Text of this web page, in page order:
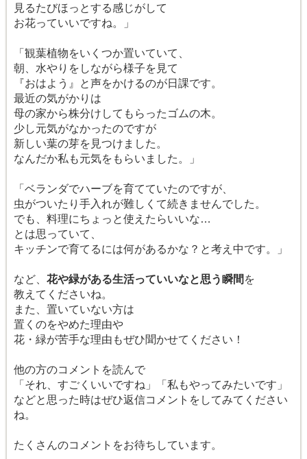
見るたびほっとする感じがして
お花っていいですね。」
「観葉植物をいくつか置いていて、
朝、水やりをしながら様子を見て
『おはよう』と声をかけるのが日課です。
最近の気がかりは
母の家から株分けしてもらったゴムの木。
少し元気がなかったのですが
新しい葉の芽を見つけました。
なんだか私も元気をもらいました。」
「ベランダでハーブを育てていたのですが、
虫がついたり手入れが難しくて続きませんでした。
でも、料理にちょっと使えたらいいな…
とは思っていて、
キッチンで育てるには何があるかな？と考え中です。」
など、 花や緑がある生活っていいなと思う瞬間 を
教えてくださいね。
また、置いていない方は
置くのをやめた理由や
花・緑が苦手な理由もぜひ聞かせてください！
他の方のコメントを読んで
「それ、すごくいいですね」「私もやってみたいです」
などと思った時はぜひ返信コメントをしてみてください
ね。
たくさんのコメントをお待ちしています。